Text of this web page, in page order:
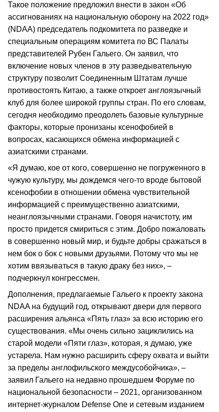
Такое положение предложил внести в закон «Об
ассигнованиях на национальную оборону на 2022 год»
(NDAA) председатель подкомитета по разведке и
специальным операциям комитета по ВС Палаты
представителей Рубен Гальего. Он заявил, что
включение новых членов в эту разведывательную
структуру позволит Соединенным Штатам лучше
противостоять Китаю, а также откроет англоязычный
клуб для более широкой группы стран. По его словам,
сегодня необходимо преодолеть базовые культурные
факторы, которые пронизаны ксенофобией в
вопросах, касающихся обмена информацией с
азиатскими странами.
«Я думаю, кое от кого, совершенно не погруженного в
чужую культуру, мы дождемся чего-то вроде бытовой
ксенофобии в отношении обмена чувствительной
информацией с преимущественно азиатскими,
неанглоязычными странами. Говоря начистоту, им
просто придется смириться с этим. Добро пожаловать
в совершенно новый мир, и будьте добры сражаться в
нем бок о бок с новыми друзьями. Потому что мы не
хотим ввязываться в такую драку без них», –
подчеркнул конгрессмен.
Дополнения, предлагаемые Гальего к проекту закона
NDAA на будущий год, открывают двери для первого
расширения альянса «Пять глаз» за всю историю его
существования. «Мы очень сильно зациклились на
старой модели «Пяти глаз», которая, я думаю, уже
устарела. Нам нужно расширить сферу охвата и выйти
за пределы англофильского междусобойчика», –
заявил Гальего на недавно прошедшем Форуме по
национальной безопасности – 2021, организованном
интернет-журналом Defense One и сетевым изданием